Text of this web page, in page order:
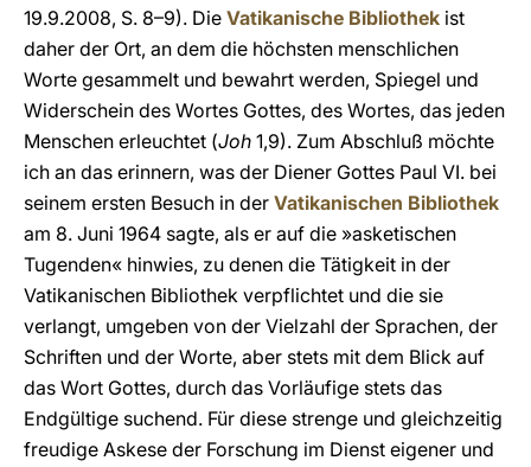
19.9.2008, S. 8–9). Die Vatikanische Bibliothek ist
daher der Ort, an dem die höchsten menschlichen
Worte gesammelt und bewahrt werden, Spiegel und
Widerschein des Wortes Gottes, des Wortes, das jeden
Menschen erleuchtet (Joh 1,9). Zum Abschluß möchte
ich an das erinnern, was der Diener Gottes Paul VI. bei
seinem ersten Besuch in der Vatikanischen Bibliothek
am 8. Juni 1964 sagte, als er auf die »asketischen
Tugenden« hinwies, zu denen die Tätigkeit in der
Vatikanischen Bibliothek verpflichtet und die sie
verlangt, umgeben von der Vielzahl der Sprachen, der
Schriften und der Worte, aber stets mit dem Blick auf
das Wort Gottes, durch das Vorläufige stets das
Endgültige suchend. Für diese strenge und gleichzeitig
freudige Askese der Forschung im Dienst eigener und